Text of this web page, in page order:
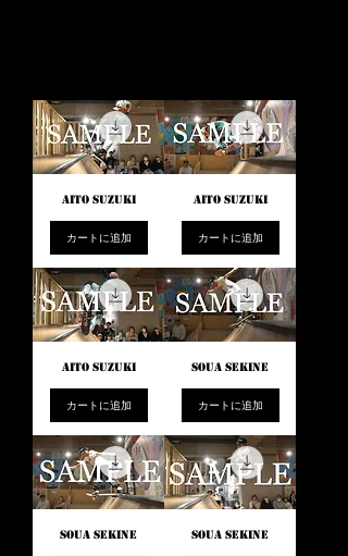
AITO SUZUKI
カートに追加
AITO SUZUKI
カートに追加
AITO SUZUKI
カートに追加
SOUA SEKINE
カートに追加
SOUA SEKINE SOUA SEKINE